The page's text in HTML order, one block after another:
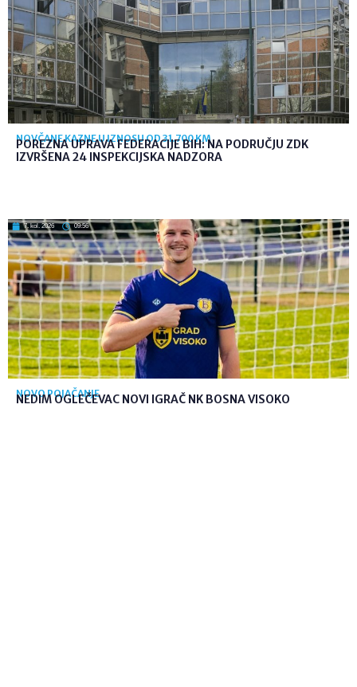
NOVČANE KAZNE U IZNOSU OD 31.700 KM
POREZNA UPRAVA FEDERACIJE BIH: NA PODRUČJU ZDK
IZVRŠENA 24 INSPEKCIJSKA NADZORA
7. kol. 2026 09:56
NOVO POJAČANJE
NEDIM OGLEČEVAC NOVI IGRAČ NK BOSNA VISOKO